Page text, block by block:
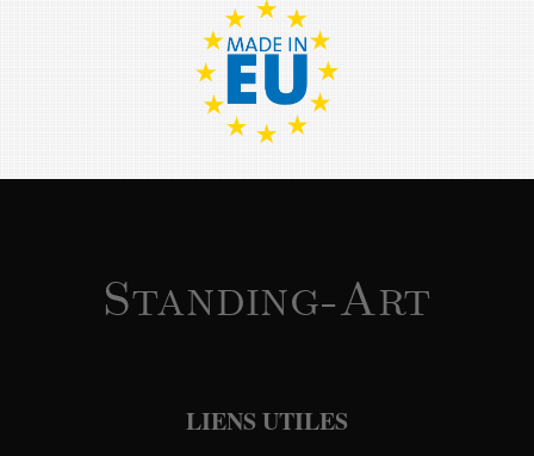
Standing-Art
LIENS UTILES